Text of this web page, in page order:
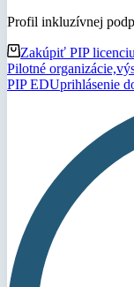
Profil inkluzívnej
Zakúpiť PIP licenciu
Pilotné organizácie,
PIP EDUprihlásenie